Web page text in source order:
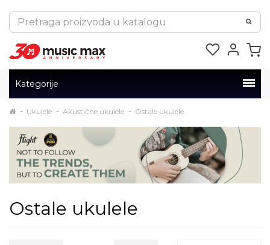
Kategorije
Ukulele Akustične ukulele Ostale ukulele
Ostale ukulele